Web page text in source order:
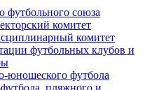
союза
комитет
комитет
футбольных клубов и
юношеского футбола
пляжного и